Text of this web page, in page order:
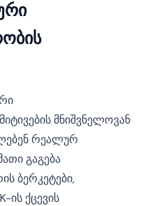
მნიშვნელოვან
რეალურ
გაგება
ბერკეტები,
ის ქცევის